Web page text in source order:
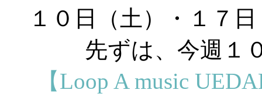
１０日（土）・１７
先ずは、今週１
【Loop A music